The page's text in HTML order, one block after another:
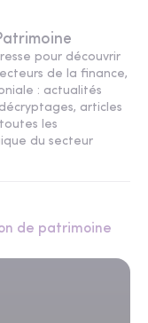
pour découvrir
de la finance,
: actualités
articles
les
du secteur
de patrimoine